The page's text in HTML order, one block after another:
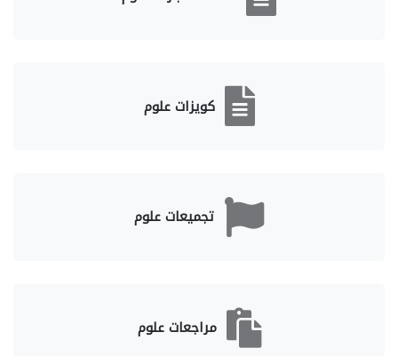
كويزات علوم
تجميعات علوم
مراجعات علوم